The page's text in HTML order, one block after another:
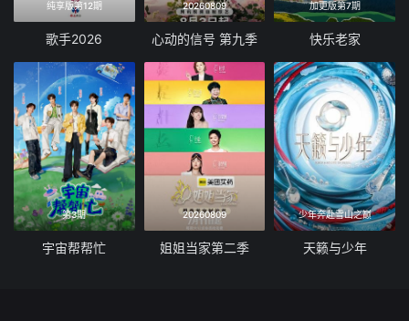
纯享版第12期
歌手2026
20260809
心动的信号 第九季
加更版第7期
快乐老家
第3期
宇宙帮帮忙
20260809
姐姐当家第二季
少年奔赴雪山之巅
天籁与少年